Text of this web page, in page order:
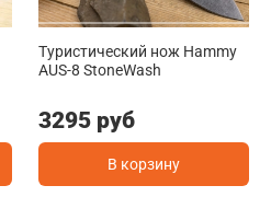
Туристический нож Hammy
AUS-8 StoneWash
3295 руб
В корзину